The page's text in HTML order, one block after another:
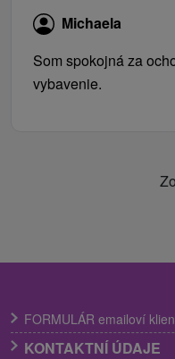
Michaela
Som spokojná za
vybavenie.
FORMULÁR emailoví
KONTAKTNÍ ÚDAJE